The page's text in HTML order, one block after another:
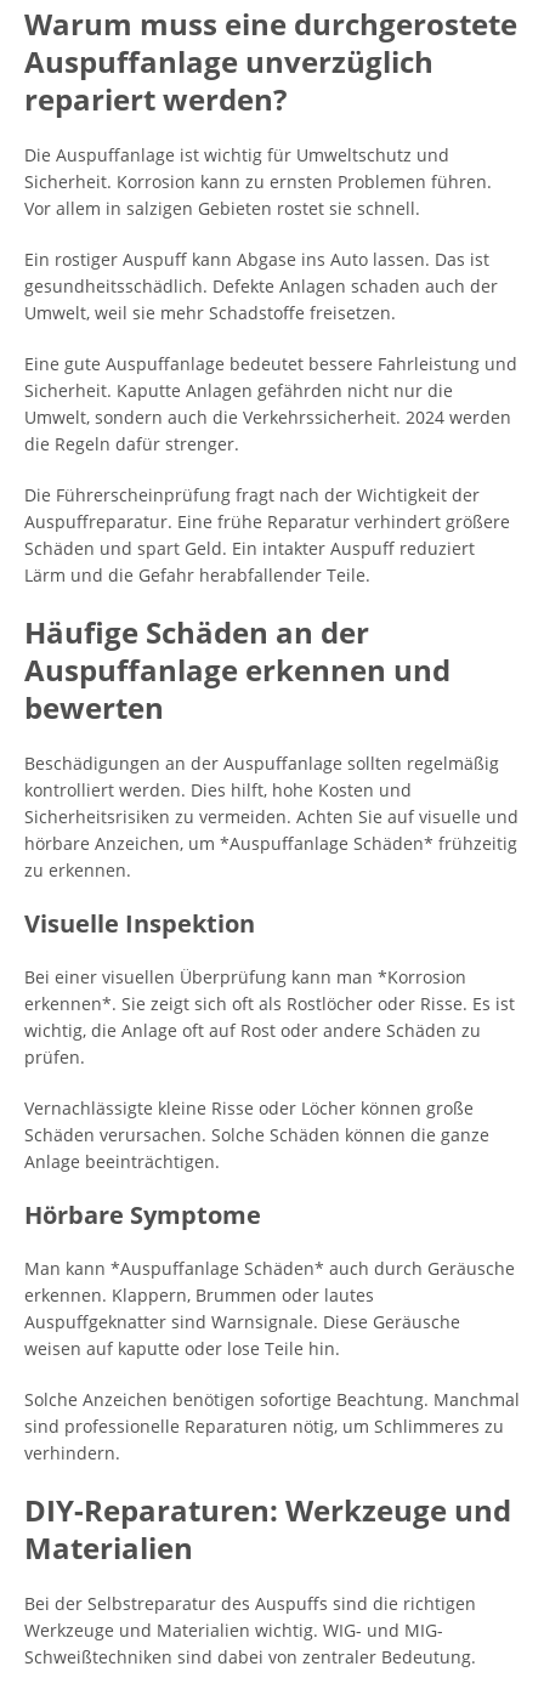
Warum muss eine durchgerostete
Auspuffanlage unverzüglich
repariert werden?
Die Auspuffanlage ist wichtig für Umweltschutz und
Sicherheit. Korrosion kann zu ernsten Problemen führen.
Vor allem in salzigen Gebieten rostet sie schnell.
Ein rostiger Auspuff kann Abgase ins Auto lassen. Das ist
gesundheitsschädlich. Defekte Anlagen schaden auch der
Umwelt, weil sie mehr Schadstoffe freisetzen.
Eine gute Auspuffanlage bedeutet bessere Fahrleistung und
Sicherheit. Kaputte Anlagen gefährden nicht nur die
Umwelt, sondern auch die Verkehrssicherheit. 2024 werden
die Regeln dafür strenger.
Die Führerscheinprüfung fragt nach der Wichtigkeit der
Auspuffreparatur. Eine frühe Reparatur verhindert größere
Schäden und spart Geld. Ein intakter Auspuff reduziert
Lärm und die Gefahr herabfallender Teile.
Häufige Schäden an der
Auspuffanlage erkennen und
bewerten
Beschädigungen an der Auspuffanlage sollten regelmäßig
kontrolliert werden. Dies hilft, hohe Kosten und
Sicherheitsrisiken zu vermeiden. Achten Sie auf visuelle und
hörbare Anzeichen, um *Auspuffanlage Schäden* frühzeitig
zu erkennen.
Visuelle Inspektion
Bei einer visuellen Überprüfung kann man *Korrosion
erkennen*. Sie zeigt sich oft als Rostlöcher oder Risse. Es ist
wichtig, die Anlage oft auf Rost oder andere Schäden zu
prüfen.
Vernachlässigte kleine Risse oder Löcher können große
Schäden verursachen. Solche Schäden können die ganze
Anlage beeinträchtigen.
Hörbare Symptome
Man kann *Auspuffanlage Schäden* auch durch Geräusche
erkennen. Klappern, Brummen oder lautes
Auspuffgeknatter sind Warnsignale. Diese Geräusche
weisen auf kaputte oder lose Teile hin.
Solche Anzeichen benötigen sofortige Beachtung. Manchmal
sind professionelle Reparaturen nötig, um Schlimmeres zu
verhindern.
DIY-Reparaturen: Werkzeuge und
Materialien
Bei der Selbstreparatur des Auspuffs sind die richtigen
Werkzeuge und Materialien wichtig. WIG- und MIG-
Schweißtechniken sind dabei von zentraler Bedeutung.